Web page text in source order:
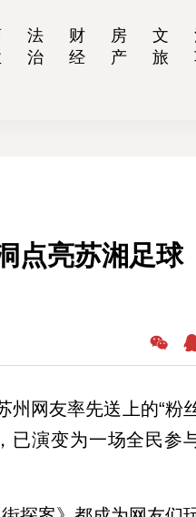
法
治
财
经
房
产
文
旅
点亮苏湘足球
州网友率先送上的“粉
已演变为一场全民参